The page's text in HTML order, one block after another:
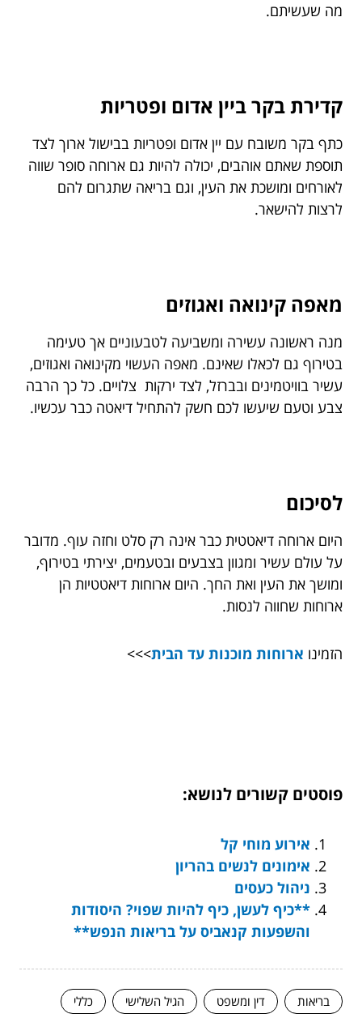
מה שעשיתם.
קדירת בקר ביין אדום ופטריות
כתף בקר משובח עם יין אדום ופטריות בבישול ארוך לצד
תוספת שאתם אוהבים, יכולה להיות גם ארוחה סופר שווה
לאורחים ומושכת את העין, וגם בריאה שתגרום להם
לרצות להישאר.
מאפה קינואה ואגוזים
מנה ראשונה עשירה ומשביעה לטבעוניים אך טעימה
בטירוף גם לכאלו שאינם. מאפה העשוי מקינואה ואגוזים,
עשיר בוויטמינים ובברזל, לצד ירקות צלויים. כל כך הרבה
צבע וטעם שיעשו לכם חשק להתחיל דיאטה כבר עכשיו.
לסיכום
היום ארוחה דיאטטית כבר אינה רק סלט וחזה עוף. מדובר
על עולם עשיר ומגוון בצבעים ובטעמים, יצירתי בטירוף,
ומושך את העין ואת החך. היום ארוחות דיאטטיות הן
ארוחות שחווה לנסות.
הזמינו ארוחות מוכנות עד הבית>>>
פוסטים קשורים לנושא:
אירוע מוחי קל
אימונים לנשים בהריון
ניהול כעסים
**כיף לעשן, כיף להיות שפוי? היסודות
והשפעות קנאביס על בריאות הנפש**
בריאות דין ומשפט הגיל השלישי
כללי